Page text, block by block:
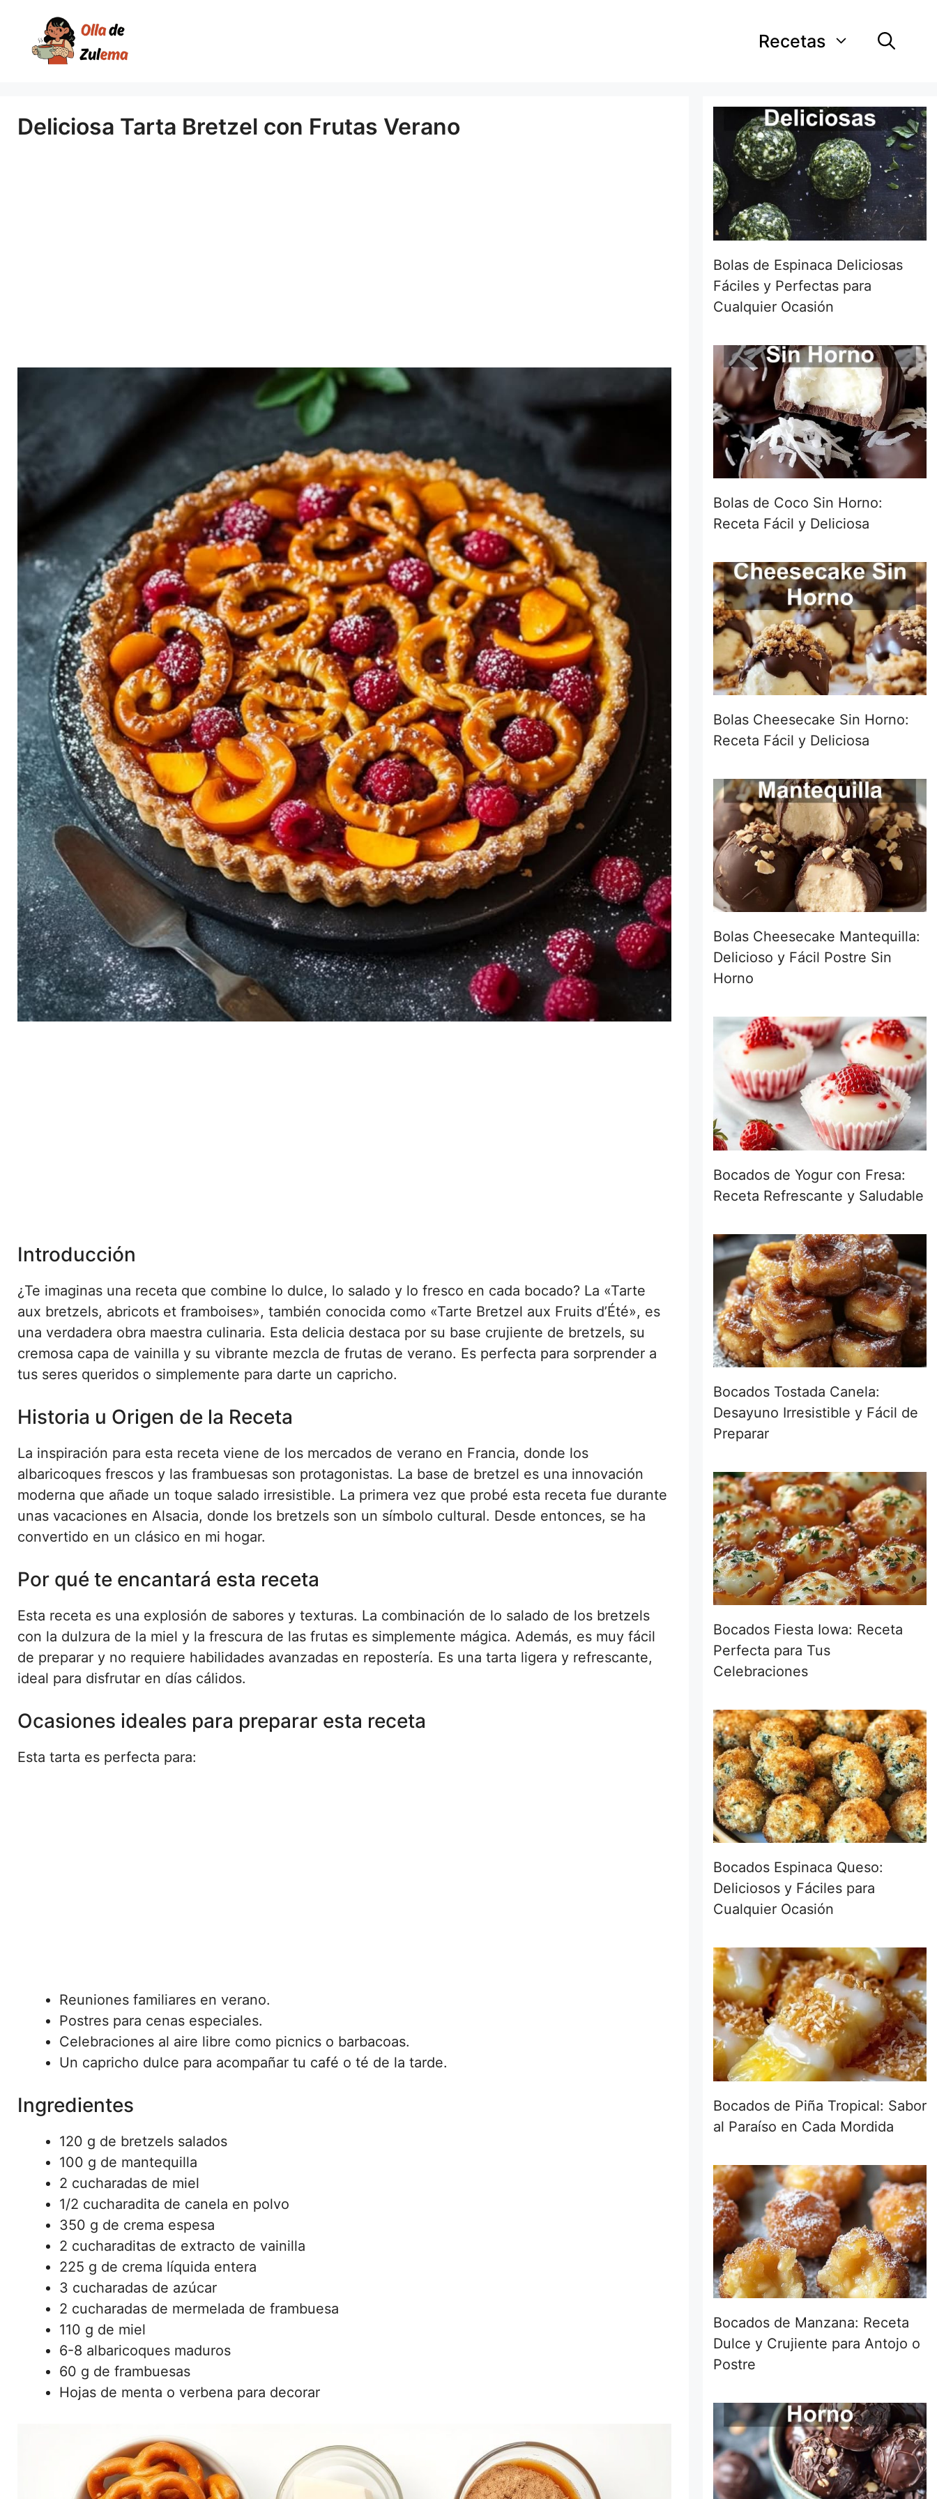
contenido
Recetas
Deliciosa Tarta Bretzel con Frutas Verano
Introducción
¿Te imaginas una receta que combine lo dulce, lo salado y lo fresco en cada bocado? La «Tarte
aux bretzels, abricots et framboises», también conocida como «Tarte Bretzel aux Fruits d’Été», es
una verdadera obra maestra culinaria. Esta delicia destaca por su base crujiente de bretzels, su
cremosa capa de vainilla y su vibrante mezcla de frutas de verano. Es perfecta para sorprender a
tus seres queridos o simplemente para darte un capricho.
Historia u Origen de la Receta
La inspiración para esta receta viene de los mercados de verano en Francia, donde los
albaricoques frescos y las frambuesas son protagonistas. La base de bretzel es una innovación
moderna que añade un toque salado irresistible. La primera vez que probé esta receta fue durante
unas vacaciones en Alsacia, donde los bretzels son un símbolo cultural. Desde entonces, se ha
convertido en un clásico en mi hogar.
Por qué te encantará esta receta
Esta receta es una explosión de sabores y texturas. La combinación de lo salado de los bretzels
con la dulzura de la miel y la frescura de las frutas es simplemente mágica. Además, es muy fácil
de preparar y no requiere habilidades avanzadas en repostería. Es una tarta ligera y refrescante,
ideal para disfrutar en días cálidos.
Ocasiones ideales para preparar esta receta
Esta tarta es perfecta para:
Reuniones familiares en verano.
Postres para cenas especiales.
Celebraciones al aire libre como picnics o barbacoas.
Un capricho dulce para acompañar tu café o té de la tarde.
Ingredientes
120 g de bretzels salados
100 g de mantequilla
2 cucharadas de miel
1/2 cucharadita de canela en polvo
350 g de crema espesa
2 cucharaditas de extracto de vainilla
225 g de crema líquida entera
3 cucharadas de azúcar
2 cucharadas de mermelada de frambuesa
110 g de miel
6-8 albaricoques maduros
60 g de frambuesas
Hojas de menta o verbena para decorar
Bolas de Espinaca Deliciosas
Fáciles y Perfectas para
Cualquier Ocasión
Bolas de Coco Sin Horno:
Receta Fácil y Deliciosa
Bolas Cheesecake Sin Horno:
Receta Fácil y Deliciosa
Bolas Cheesecake Mantequilla:
Delicioso y Fácil Postre Sin
Horno
Bocados de Yogur con Fresa:
Receta Refrescante y Saludable
Bocados Tostada Canela:
Desayuno Irresistible y Fácil de
Preparar
Bocados Fiesta Iowa: Receta
Perfecta para Tus
Celebraciones
Bocados Espinaca Queso:
Deliciosos y Fáciles para
Cualquier Ocasión
Bocados de Piña Tropical: Sabor
al Paraíso en Cada Mordida
Bocados de Manzana: Receta
Dulce y Crujiente para Antojo o
Postre